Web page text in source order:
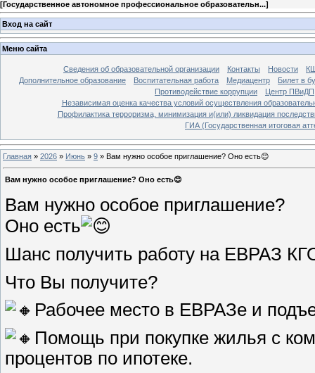
[Государственное автономное профессиональное образовательн...]
Вход на сайт
Меню сайта
Сведения об образовательной организации Контакты Новости
Дополнительное образование
Воспитательная работа Медиацентр
Билет в
Противодействие коррупции
Центр ПВиДП
Независимая оценка качества условий осуществления
Профилактика терроризма, минимизация и(или) ликвидация
ГИА (Государственная итоговая
Главная » 2026 » Июнь » 9 » Вам нужно особое приглашение? Оно есть😊
Вам нужно особое приглашение? Оно есть😊
Вам нужно особое приглашение?
Оно есть
Шанс получить работу на ЕВРАЗ
Что Вы получите?
Рабочее место в ЕВРАЗе и
Помощь при покупке жилья с
процентов по ипотеке.